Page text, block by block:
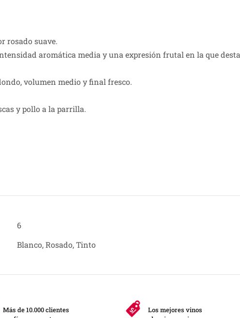
rosado suave.
aromática media y una expresión frutal en la que
volumen medio y final fresco.
y pollo a la parrilla.
6
Blanco, Rosado, Tinto
Más de 10.000 clientes
Los mejores vinos